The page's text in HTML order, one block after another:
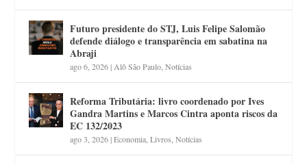
Futuro presidente do STJ, Luis Felipe Salomão
defende diálogo e transparência em sabatina na
Abraji
ago 6, 2026| Alô São Paulo ,Notícias
Reforma Tributária: livro coordenado por Ives
Gandra Martins e Marcos Cintra aponta riscos da
EC 132/2023
ago 3, 2026|Economia ,Livros ,Notícias